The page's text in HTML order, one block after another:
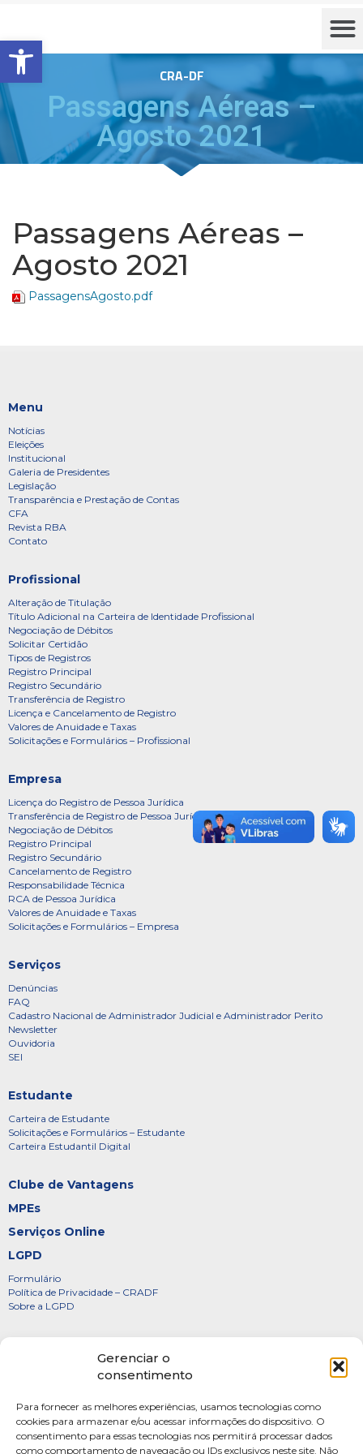
Barra de Ferramentas Aberta
Gerenciar o
consentimento
Para fornecer as melhores experiências, usamos tecnologias como
cookies para armazenar e/ou acessar informações do dispositivo. O
consentimento para essas tecnologias nos permitirá processar dados
como comportamento de navegação ou IDs exclusivos neste site. Não
CRA-DF
Passagens Aéreas –
Agosto 2021
Passagens Aéreas –
Agosto 2021
PassagensAgosto.pdf
Menu
Notícias
Eleições
Institucional
Galeria de Presidentes
Legislação
Transparência e Prestação de Contas
CFA
Revista RBA
Contato
Profissional
Alteração de Titulação
Título Adicional na Carteira de Identidade Profissional
Negociação de Débitos
Solicitar Certidão
Tipos de Registros
Registro Principal
Registro Secundário
Transferência de Registro
Licença e Cancelamento de Registro
Valores de Anuidade e Taxas
Solicitações e Formulários – Profissional
Empresa
Licença do Registro de Pessoa Jurídica
Transferência de Registro de Pessoa Jurídica
Negociação de Débitos
Registro Principal
Registro Secundário
Cancelamento de Registro
Responsabilidade Técnica
RCA de Pessoa Jurídica
Valores de Anuidade e Taxas
Solicitações e Formulários – Empresa
Serviços
Denúncias
FAQ
Cadastro Nacional de Administrador Judicial e Administrador Perito
Newsletter
Ouvidoria
SEI
Estudante
Carteira de Estudante
Solicitações e Formulários – Estudante
Carteira Estudantil Digital
Clube de Vantagens
MPEs
Serviços Online
LGPD
Formulário
Política de Privacidade – CRADF
Sobre a LGPD
Diretoria
FOTOS